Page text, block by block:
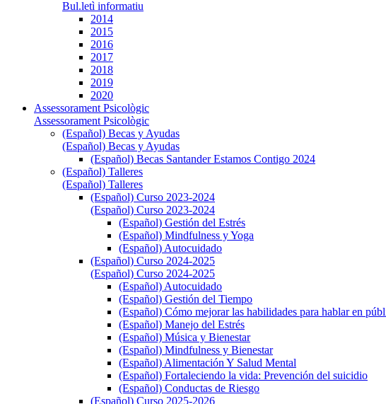
Bul.letì informatiu
2014
2015
2016
2017
2018
2019
2020
Assessorament Psicològic
Assessorament Psicològic
(Español) Becas y Ayudas
(Español) Becas y Ayudas
(Español) Becas Santander Estamos Contigo 2024
(Español) Talleres
(Español) Talleres
(Español) Curso 2023-2024
(Español) Curso 2023-2024
(Español) Gestión del Estrés
(Español) Mindfulness y Yoga
(Español) Autocuidado
(Español) Curso 2024-2025
(Español) Curso 2024-2025
(Español) Autocuidado
(Español) Gestión del Tiempo
(Español) Cómo mejorar las habilidades para hablar en
(Español) Manejo del Estrés
(Español) Música y Bienestar
(Español) Mindfulness y Bienestar
(Español) Alimentación Y Salud Mental
(Español) Fortaleciendo la vida: Prevención del suicidio
(Español) Conductas de Riesgo
(Español) Curso 2025-2026